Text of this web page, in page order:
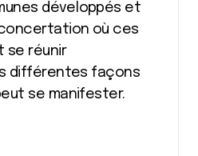
développés et
où ces
se réunir
différentes façons
se manifester.